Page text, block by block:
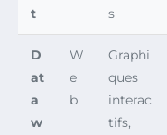
t
s
D
at
a
w
W
e
b
Graphi
ques
interac
tifs,